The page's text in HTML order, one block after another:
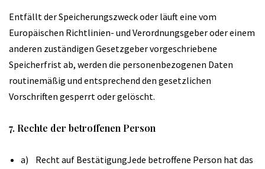
Entfällt der Speicherungszweck oder läuft eine vom
Europäischen Richtlinien- und Verordnungsgeber oder einem
anderen zuständigen Gesetzgeber vorgeschriebene
Speicherfrist ab, werden die personenbezogenen Daten
routinemäßig und entsprechend den gesetzlichen
Vorschriften gesperrt oder gelöscht.
7. Rechte der betroffenen Person
a) Recht auf BestätigungJede betroffene Person hat das